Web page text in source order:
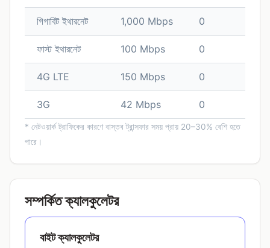
গিগাবিট ইথারনেট 1,000 Mbps 0
ফাস্ট ইথারনেট 100 Mbps 0
4G LTE 150 Mbps 0
3G 42 Mbps 0
* নেটওয়ার্ক ট্রাফিকের কারণে বাস্তব ট্রান্সফার সময় প্রায় 20–30% বেশি হতে
পারে।
সম্পর্কিত ক্যালকুলেটর
বাইট ক্যালকুলেটর